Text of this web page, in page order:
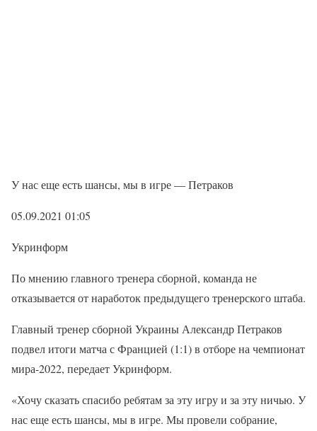
У нас еще есть шансы, мы в игре — Петраков
05.09.2021 01:05
Укринформ
По мнению главного тренера сборной, команда не
отказывается от наработок предыдущего тренерского штаба.
Главный тренер сборной Украины Александр Петраков
подвел итоги матча с Францией (1:1) в отборе на чемпионат
мира-2022, передает Укринформ.
«Хочу сказать спасибо ребятам за эту игру и за эту ничью. У
нас еще есть шансы, мы в игре. Мы провели собрание,